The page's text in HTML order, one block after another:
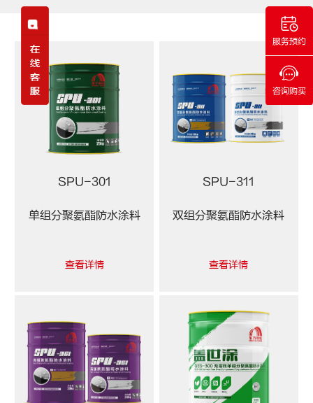
SPU-301
单组分聚氨酯防水涂料
查看详情
SPU-311
双组分聚氨酯防水涂料
查看详情
服务预约
咨询购买